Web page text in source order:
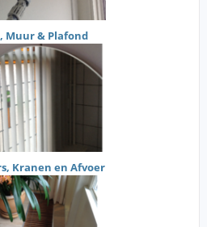
Muur & Plafond
Kranen en Afvoer